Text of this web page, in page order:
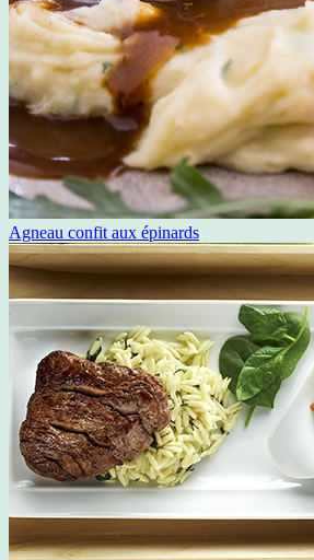
Agneau confit aux épinards